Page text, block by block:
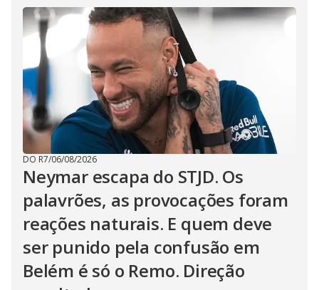
DO R7/06/08/2026
Neymar escapa do STJD. Os
palavrões, as provocações foram
reações naturais. E quem deve
ser punido pela confusão em
Belém é só o Remo. Direção